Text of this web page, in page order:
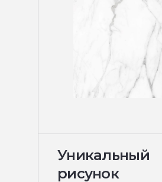
Уникальный
рисунок